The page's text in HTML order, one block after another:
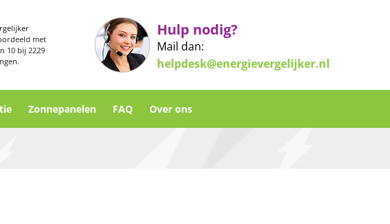
met
10 bij2229
Hulp nodig?
Mail dan:
helpdesk@energievergelijker.nl
Zonnepanelen FAQ Over ons